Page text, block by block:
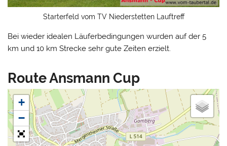
Starterfeld vom TV Niederstetten Lauftreff
Bei wieder idealen Läuferbedingungen wurden auf der 5
km und 10 km Strecke sehr gute Zeiten erzielt.
Route Ansmann Cup
+
−